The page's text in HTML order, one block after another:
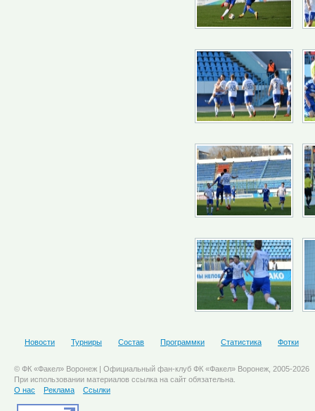
Новости Турниры Состав Программки Статистика Фотки
© ФК «Факел» Воронеж | Официальный фан-клуб ФК «Факел» Воронеж, 2005-2026
При использовании материалов ссылка на сайт обязательна.
О нас
Реклама Ссылки